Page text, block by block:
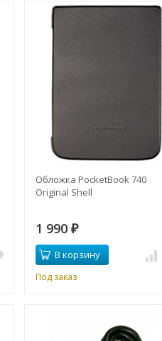
Обложка PocketBook 740
Original Shell
1 990₽
В корзину
Под заказ